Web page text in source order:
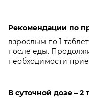
Рекомендации по
взрослым по 1
после еды.
необходимости
В суточной дозе – 2